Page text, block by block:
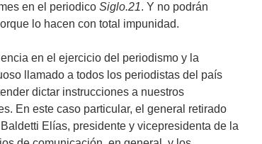
en el periodico Siglo.21. Y no podrán
lo hacen con total impunidad.
en el ejercicio del periodismo y la
llamado a todos los periodistas del país
dictar instrucciones a nuestros
En este caso particular, el general retirado
Elías, presidente y vicepresidenta de la